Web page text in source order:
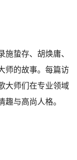
蛰存、胡焕庸、
师的故事。每篇访
大师们在专业领域
趣与高尚人格。